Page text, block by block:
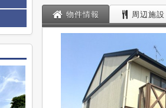
物件情報 周辺施設